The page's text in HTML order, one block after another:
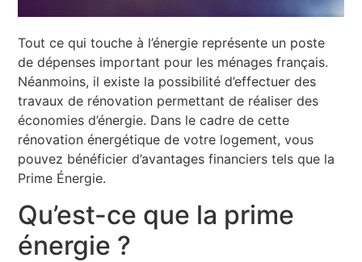
Tout ce qui touche à l’énergie représente un poste
de dépenses important pour les ménages français.
Néanmoins, il existe la possibilité d’effectuer des
travaux de rénovation permettant de réaliser des
économies d’énergie. Dans le cadre de cette
rénovation énergétique de votre logement, vous
pouvez bénéficier d’avantages financiers tels que la
Prime Énergie.
Qu’est-ce que la prime
énergie ?